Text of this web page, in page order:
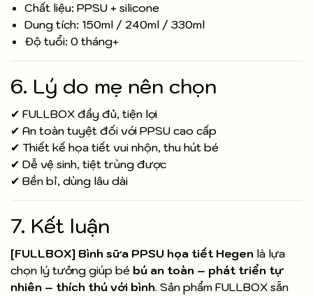
Chất liệu: PPSU + silicone
Dung tích: 150ml / 240ml / 330ml
Độ tuổi: 0 tháng+
6. Lý do mẹ nên chọn
✔ FULLBOX đầy đủ, tiện lợi
✔ An toàn tuyệt đối với PPSU cao cấp
✔ Thiết kế họa tiết vui nhộn, thu hút bé
✔ Dễ vệ sinh, tiệt trùng được
✔ Bền bỉ, dùng lâu dài
7. Kết luận
[FULLBOX] Bình sữa PPSU họa tiết Hegen là lựa
chọn lý tưởng giúp bé bú an toàn – phát triển tự
nhiên – thích thú với bình. Sản phẩm FULLBOX sẵn